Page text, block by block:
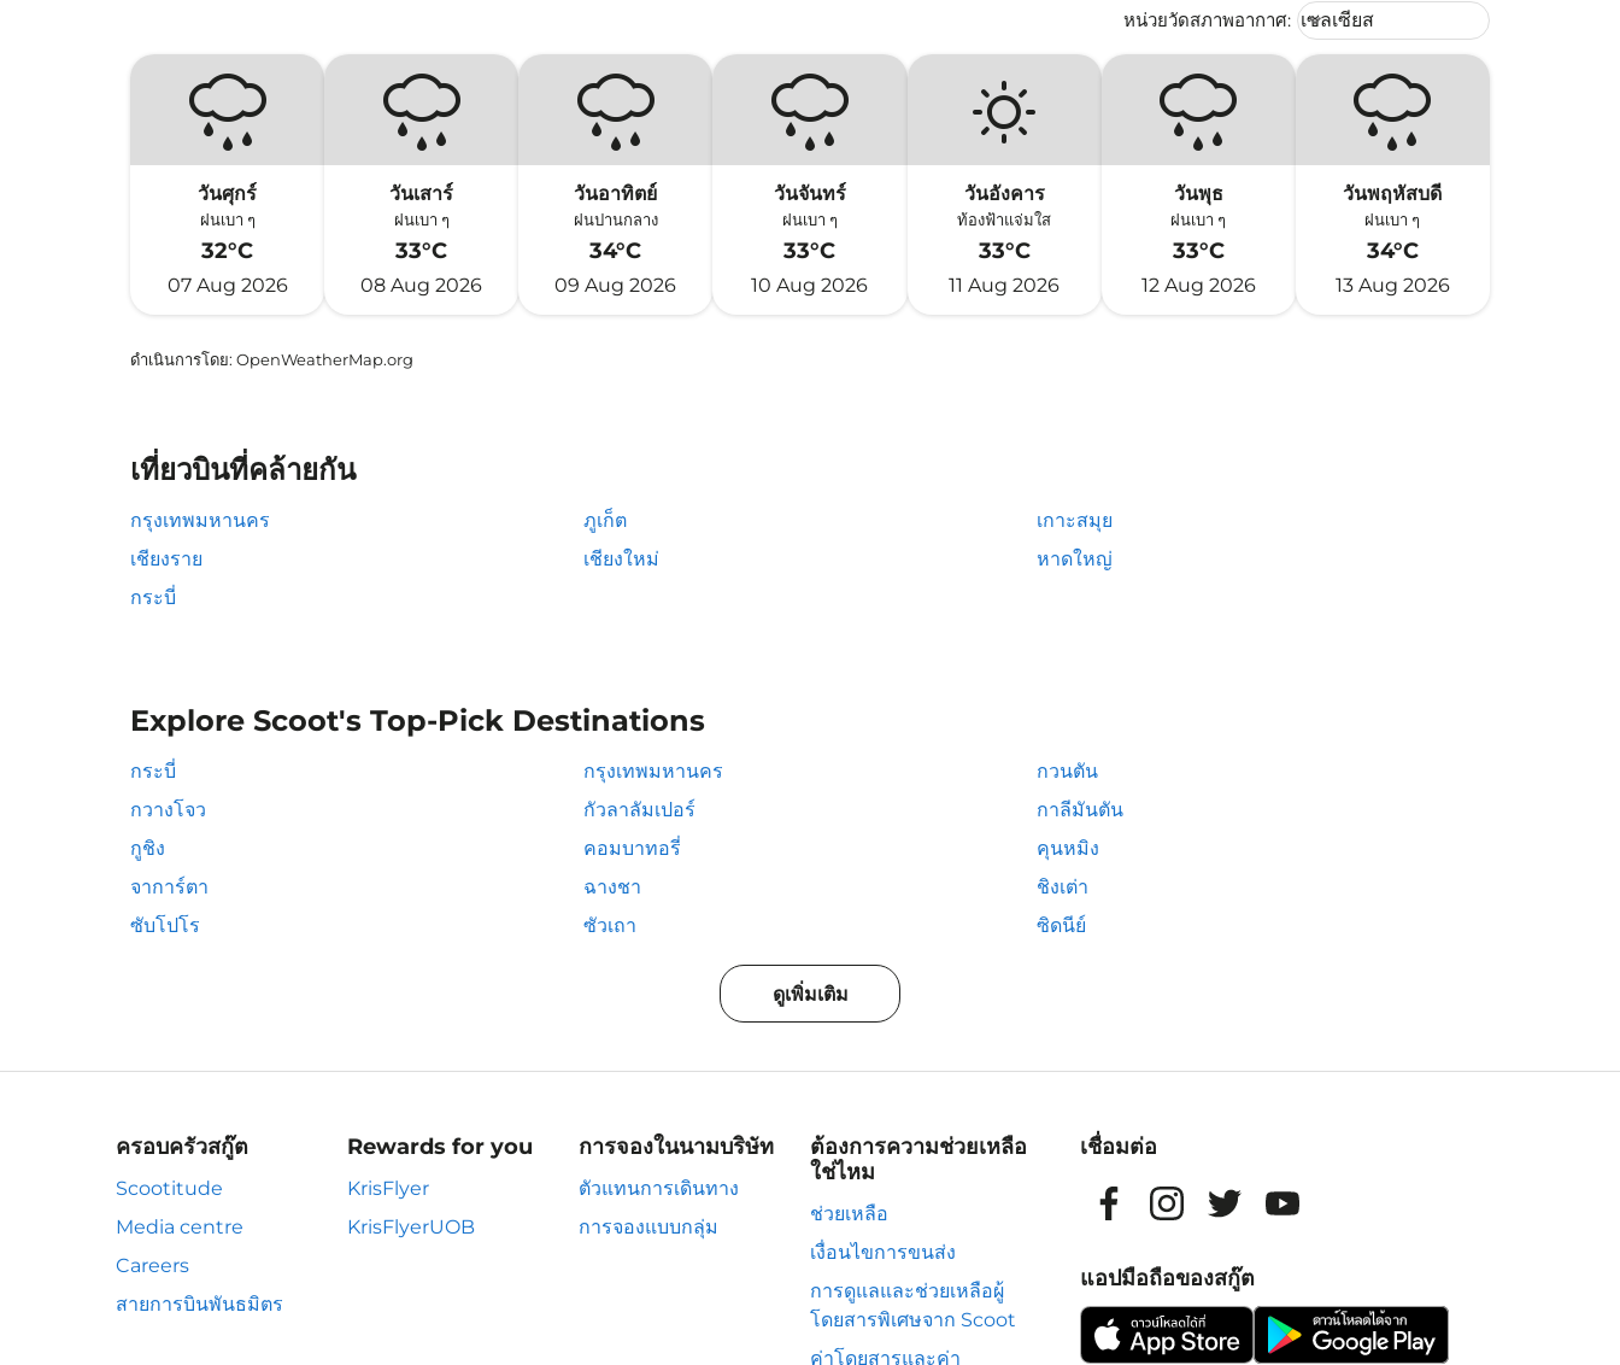
หน่วยวัดสภาพอากาศ: Weather unit option เซลเซียส
เซลเซียส
keyboard_arrow_down
วันศุกร์
ฝนเบา ๆ
32°C
07 Aug 2026
วันเสาร์
ฝนเบา ๆ
33°C
08 Aug 2026
วันอาทิตย์
ฝนปานกลาง
34°C
09 Aug 2026
วันจันทร์
ฝนเบา ๆ
33°C
10 Aug 2026
วันอังคาร
ท้องฟ้าแจ่มใส
33°C
11 Aug 2026
วันพุธ
ฝนเบา ๆ
33°C
12 Aug 2026
วันพฤหัสบดี
ฝนเบา ๆ
34°C
13 Aug 2026
ดำเนินการโดย: OpenWeatherMap.org
เที่ยวบินที่คล้ายกัน
กรุงเทพมหานคร ภูเก็ต
เกาะสมุย
เชียงราย
เชียงใหม่
หาดใหญ่
กระบี่
Explore Scoot's Top-Pick Destinations
กระบี่ กรุงเทพมหานคร
กวนตัน
กวางโจว
กัวลาลัมเปอร์
กาลีมันตัน
กูชิง
คอมบาทอรี่
คุนหมิง
จาการ์ตา
ฉางชา
ชิงเต่า
ซับโปโร
ซัวเถา ซิดนีย์
ดูเพิ่มเติม
ครอบครัวสกู๊ต
Scootitude
Media centre
Careers
สายการบินพันธมิตร
Rewards for you
KrisFlyer
KrisFlyerUOB
การจองในนามบริษัท
ตัวแทนการเดินทาง
การจองแบบกลุ่ม
ต้องการความช่วยเหลือ
ใช่ไหม
ช่วยเหลือ
เงื่อนไขการขนส่ง
การดูแลและช่วยเหลือผู้
โดยสารพิเศษจาก Scoot
ค่าโดยสารและค่า
เชื่อมต่อ
แอปมือถือของสกู๊ต